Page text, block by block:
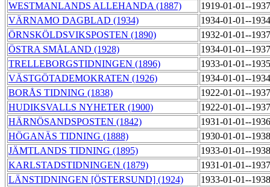
WESTMANLANDS ALLEHANDA (1887)
1919-01-01--
VÄRNAMO DAGBLAD (1934)
1934-01-01--
ÖRNSKÖLDSVIKSPOSTEN (1890)
1932-01-01--
ÖSTRA SMÅLAND (1928)
1934-01-01--
TRELLEBORGSTIDNINGEN (1896)
1933-01-01--
VÄSTGÖTADEMOKRATEN (1926)
1934-01-01--
BORÅS TIDNING (1838)
1922-01-01--
HUDIKSVALLS NYHETER (1900)
1922-01-01--
HÄRNÖSANDSPOSTEN (1842)
1931-01-01--
HÖGANÄS TIDNING (1888)
1930-01-01--
JÄMTLANDS TIDNING (1895)
1933-01-01--
KARLSTADSTIDNINGEN (1879)
1931-01-01--
LÄNSTIDNINGEN [ÖSTERSUND] (1924)
1933-01-01--